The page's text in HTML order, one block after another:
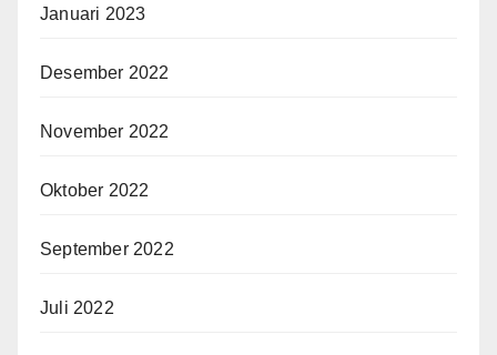
Januari 2023
Desember 2022
November 2022
Oktober 2022
September 2022
Juli 2022